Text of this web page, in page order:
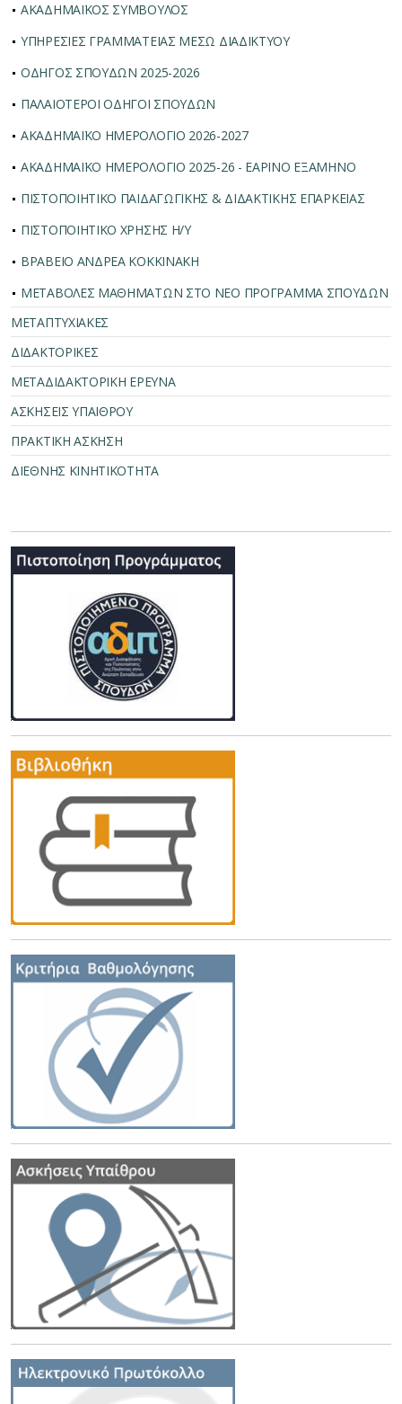
ΑΚΑΔΗΜΑΪΚΟΣ ΣΥΜΒΟΥΛΟΣ
ΥΠΗΡΕΣΙΕΣ ΓΡΑΜΜΑΤΕΙΑΣ ΜΕΣΩ ΔΙΑΔΙΚΤΥΟΥ
ΟΔΗΓΟΣ ΣΠΟΥΔΩΝ 2025-2026
ΠΑΛΑΙΟΤΕΡΟΙ ΟΔΗΓΟΙ ΣΠΟΥΔΩΝ
ΑΚΑΔΗΜΑΪΚΟ ΗΜΕΡΟΛΟΓΙΟ 2026-2027
ΑΚΑΔΗΜΑΪΚΟ ΗΜΕΡΟΛΟΓΙΟ 2025-26 - ΕΑΡΙΝΟ ΕΞΑΜΗΝΟ
ΠΙΣΤΟΠΟΙΗΤΙΚΟ ΠΑΙΔΑΓΩΓΙΚΗΣ & ΔΙΔΑΚΤΙΚΗΣ ΕΠΑΡΚΕΙΑΣ
ΠΙΣΤΟΠΟΙΗΤΙΚΟ ΧΡΗΣΗΣ Η/Υ
ΒΡΑΒΕΙΟ ΑΝΔΡΕΑ ΚΟΚΚΙΝΑΚΗ
ΜΕΤΑΒΟΛΕΣ ΜΑΘΗΜΑΤΩΝ ΣΤΟ ΝΕΟ ΠΡΟΓΡΑΜΜΑ ΣΠΟΥΔΩΝ
ΜΕΤΑΠΤΥΧΙΑΚΕΣ
ΔΙΔΑΚΤΟΡΙΚΕΣ
ΜΕΤΑΔΙΔΑΚΤΟΡΙΚΗ ΕΡΕΥΝΑ
ΑΣΚΗΣΕΙΣ ΥΠΑΙΘΡΟΥ
ΠΡΑΚΤΙΚΗ ΑΣΚΗΣΗ
ΔΙΕΘΝΗΣ ΚΙΝΗΤΙΚΟΤΗΤΑ